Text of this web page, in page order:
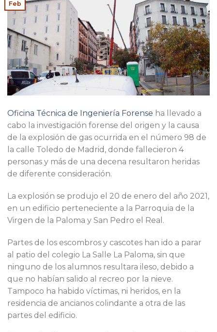
Feb
Oficina Técnica de Ingeniería Forense ha llevado a
cabo la investigación forense del origen y la causa
de la explosión de gas ocurrida en el número 98 de
la calle Toledo de Madrid, donde fallecieron 4
personas y más de una decena resultaron heridas
de diferente consideración.
La explosión se produjo el 20 de enero del año 2021,
en un edificio perteneciente a la Parroquia de la
Virgen de la Paloma y San Pedro el Real.
Partes de los escombros y cascotes han ido a parar
al patio del colegio La Salle La Paloma, sin que
ninguno de los alumnos resultara ileso, debido a
que no habían salido al recreo por la nieve.
Tampoco ha habido víctimas, ni heridos, en la
residencia de ancianos colindante a otra de las
partes del edificio.